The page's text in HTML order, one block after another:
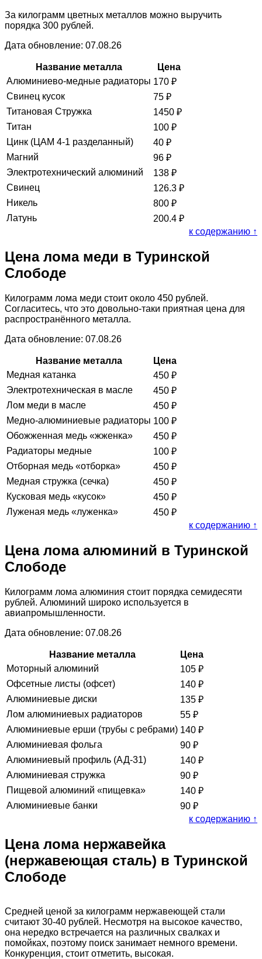
За килограмм цветных металлов можно выручить
порядка 300 рублей.
Дата обновление: 07.08.26
Название металла
Цена
Алюминиево-медные радиаторы 170 ₽
Свинец кусок
75 ₽
Титановая Стружка
1450 ₽
Титан
100 ₽
Цинк (ЦАМ 4-1 разделанный)
40 ₽
Магний
96 ₽
Электротехнический алюминий
138 ₽
Свинец
126.3 ₽
Никель
800 ₽
Латунь
200.4 ₽
к содержанию ↑
Цена лома меди в Туринской
Слободе
Килограмм лома меди стоит около 450 рублей.
Согласитесь, что это довольно-таки приятная цена для
распространённого металла.
Дата обновление: 07.08.26
Название металла
Цена
Медная катанка
450 ₽
Электротехническая в масле
450 ₽
Лом меди в масле
450 ₽
Медно-алюминиевые радиаторы 100 ₽
Обожженная медь «жженка»
450 ₽
Радиаторы медные
100 ₽
Отборная медь «отборка»
450 ₽
Медная стружка (сечка)
450 ₽
Кусковая медь «кусок»
450 ₽
Луженая медь «луженка»
450 ₽
к содержанию ↑
Цена лома алюминий в Туринской
Слободе
Килограмм лома алюминия стоит порядка семидесяти
рублей. Алюминий широко используется в
авиапромышленности.
Дата обновление: 07.08.26
Название металла
Цена
Моторный алюминий
105 ₽
Офсетные листы (офсет)
140 ₽
Алюминиевые диски
135 ₽
Лом алюминиевых радиаторов
55 ₽
Алюминиевые ерши (трубы с ребрами) 140 ₽
Алюминиевая фольга
90 ₽
Алюминиевый профиль (АД-31)
140 ₽
Алюминиевая стружка
90 ₽
Пищевой алюминий «пищевка»
140 ₽
Алюминиевые банки
90 ₽
к содержанию ↑
Цена лома нержавейка
(нержавеющая сталь) в Туринской
Слободе
Средней ценой за килограмм нержавеющей стали
считают 30-40 рублей. Несмотря на высокое качество,
она нередко встречается на различных свалках и
помойках, поэтому поиск занимает немного времени.
Конкуренция, стоит отметить, высокая.